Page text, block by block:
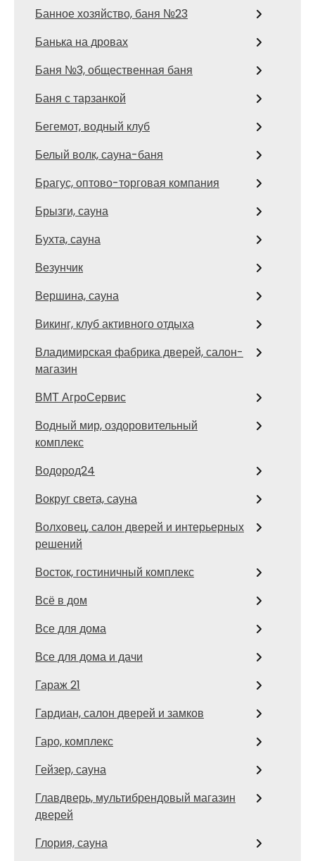
Банное хозяйство, баня №23
Банька на дровах
Баня №3, общественная баня
Баня с тарзанкой
Бегемот, водный клуб
Белый волк, сауна-баня
Брагус, оптово-торговая компания
Брызги, сауна
Бухта, сауна
Везунчик
Вершина, сауна
Викинг, клуб активного отдыха
Владимирская фабрика дверей, салон-
магазин
ВМТ АгроСервис
Водный мир, оздоровительный
комплекс
Водород24
Вокруг света, сауна
Волховец, салон дверей и интерьерных
решений
Восток, гостиничный комплекс
Всё в дом
Все для дома
Все для дома и дачи
Гараж 21
Гардиан, салон дверей и замков
Гаро, комплекс
Гейзер, сауна
Главдверь, мультибрендовый магазин
дверей
Глория, сауна